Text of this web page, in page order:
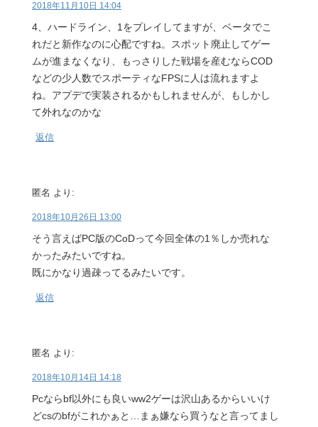
2018年11月10日 14:04
4、ハードライン、1をプレイしてますが、ベータでこ
れだと新作なのに心配ですね。スポット廃止してゲー
ムが進まなくなり、もっさりした戦場を産むならCOD
などの少人数でスポーティなFPSに人は流れますよ
ね。アプデで実装されるかもしれませんが、もしかし
て外れなのかな
返信
匿名 より:
2018年10月26日 13:00
そう言えばPC版のCoDって今回全体の1％しか売れな
かったみたいですね。
既にかなり過疎ってるみたいです。
返信
匿名 より:
2018年10月14日 14:18
Pcならbf以外にも良いww2ゲーは沢山あるからいいけ
どcsのbfがこれかぁと…まぁ嫌なら買うなと言ってまし